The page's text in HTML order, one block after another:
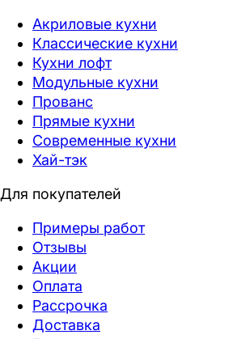
Акриловые кухни
Классические кухни
Кухни лофт
Модульные кухни
Прованс
Прямые кухни
Современные кухни
Хай-тэк
Для покупателей
Примеры работ
Отзывы
Акции
Оплата
Рассрочка
Доставка